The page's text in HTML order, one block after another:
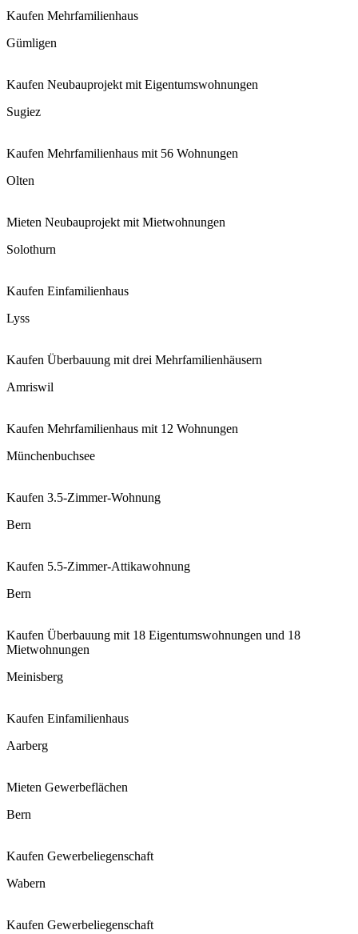
Kaufen Mehrfamilienhaus
Gümligen
Kaufen Neubauprojekt mit Eigentumswohnungen
Sugiez
Kaufen Mehrfamilienhaus mit 56 Wohnungen
Olten
Mieten Neubauprojekt mit Mietwohnungen
Solothurn
Kaufen Einfamilienhaus
Lyss
Kaufen Überbauung mit drei Mehrfamilienhäusern
Amriswil
Kaufen Mehrfamilienhaus mit 12 Wohnungen
Münchenbuchsee
Kaufen 3.5-Zimmer-Wohnung
Bern
Kaufen 5.5-Zimmer-Attikawohnung
Bern
Kaufen Überbauung mit 18 Eigentumswohnungen und 18
Mietwohnungen
Meinisberg
Kaufen Einfamilienhaus
Aarberg
Mieten Gewerbeflächen
Bern
Kaufen Gewerbeliegenschaft
Wabern
Kaufen Gewerbeliegenschaft